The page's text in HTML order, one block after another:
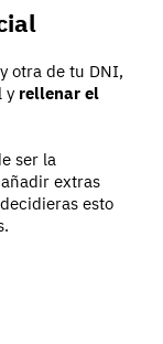
otra de tu DNI,
y rellenar el
ser la
extras
esto